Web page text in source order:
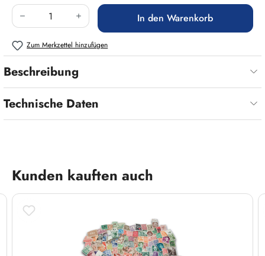
Produkt Anzahl: Gib den gewünschten Wert
In den Warenkorb
Zum Merkzettel hinzufügen
Beschreibung
Technische Daten
Produktgalerie überspringen
Kunden kauften auch